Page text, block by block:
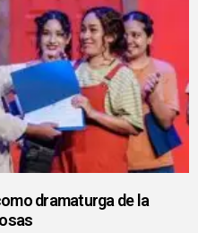
dramaturga de la